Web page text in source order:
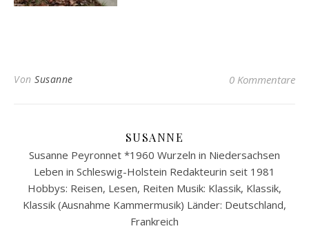
Von Susanne 0 Kommentare
SUSANNE
Susanne Peyronnet *1960 Wurzeln in Niedersachsen
Leben in Schleswig-Holstein Redakteurin seit 1981
Hobbys: Reisen, Lesen, Reiten Musik: Klassik, Klassik,
Klassik (Ausnahme Kammermusik) Länder: Deutschland,
Frankreich